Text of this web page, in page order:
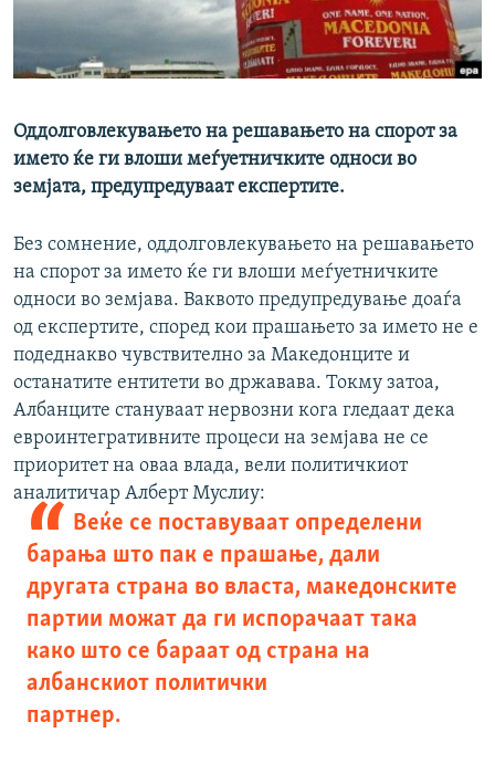
РСЕ веб страници
Оддолговлекувањето на решавањето на спорот за
името ќе ги влоши меѓуетничките односи во
земјата, предупредуваат експертите.
Без сомнение, оддолговлекувањето на решавањето
на спорот за името ќе ги влоши меѓуетничките
односи во земјава. Ваквото предупредување доаѓа
од експертите, според кои прашањето за името не е
подеднакво чувствително за Македонците и
останатите ентитети во државава. Токму затоа,
Албанците стануваат нервозни кога гледаат дека
евроинтегративните процеси на земјава не се
приоритет на оваа влада, вели политичкиот
аналитичар Алберт Муслиу:
Веќе се поставуваат определени
барања што пак е прашање, дали
другата страна во власта, македонските
партии можат да ги испорачаат така
како што се бараат од страна на
албанскиот политички
партнер.